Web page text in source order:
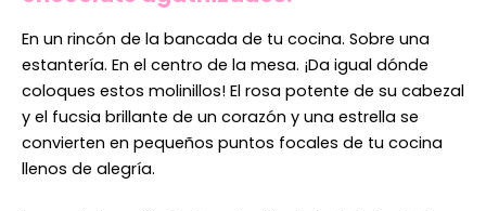
En un rincón de la bancada de tu cocina. Sobre una
estantería. En el centro de la mesa. ¡Da igual dónde
coloques estos molinillos! El rosa potente de su cabezal
y el fucsia brillante de un corazón y una estrella se
convierten en pequeños puntos focales de tu cocina
llenos de alegría.